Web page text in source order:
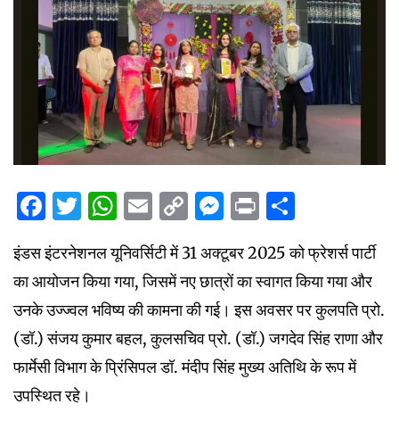
Facebook
Twitter
WhatsApp
Email
CopyMessenger
Print
इंडस इंटरनेशनल यूनिवर्सिटी में 31 अक्टूबर 2025 को फ्रेशर्स पार्टी
का आयोजन किया गया, जिसमें नए छात्रों का स्वागत किया गया और
उनके उज्ज्वल भविष्य की कामना की गई। इस अवसर पर कुलपति प्रो.
(डॉ.) संजय कुमार बहल, कुलसचिव प्रो. (डॉ.) जगदेव सिंह राणा और
फार्मेसी विभाग के प्रिंसिपल डॉ. मंदीप सिंह मुख्य अतिथि के रूप में
उपस्थित रहे।